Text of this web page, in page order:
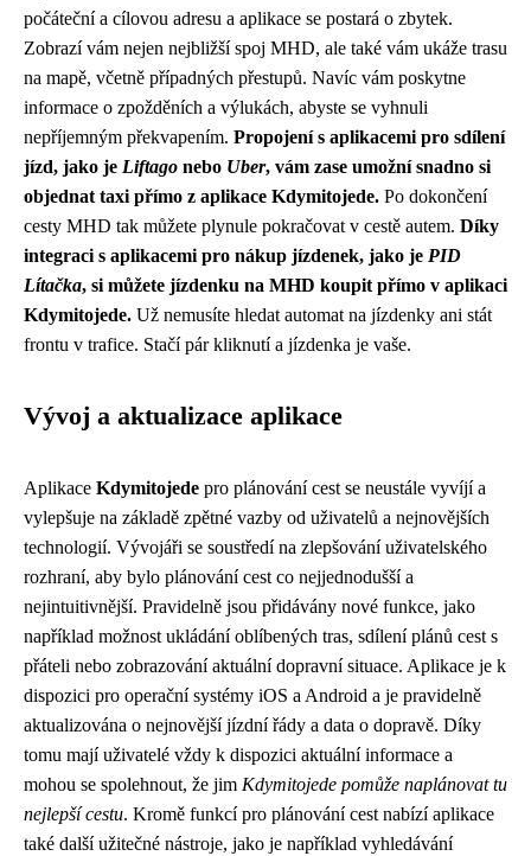
počáteční a cílovou adresu a aplikace se postará o zbytek.
Zobrazí vám nejen nejbližší spoj MHD, ale také vám ukáže trasu
na mapě, včetně případných přestupů. Navíc vám poskytne
informace o zpožděních a výlukách, abyste se vyhnuli
nepříjemným překvapením. Propojení s aplikacemi pro sdílení
jízd, jako je Liftago nebo Uber, vám zase umožní snadno si
objednat taxi přímo z aplikace Kdymitojede. Po dokončení
cesty MHD tak můžete plynule pokračovat v cestě autem. Díky
integraci s aplikacemi pro nákup jízdenek, jako je PID
Lítačka, si můžete jízdenku na MHD koupit přímo v aplikaci
Kdymitojede. Už nemusíte hledat automat na jízdenky ani stát
frontu v trafice. Stačí pár kliknutí a jízdenka je vaše.
Vývoj a aktualizace aplikace
Aplikace Kdymitojede pro plánování cest se neustále vyvíjí a
vylepšuje na základě zpětné vazby od uživatelů a nejnovějších
technologií. Vývojáři se soustředí na zlepšování uživatelského
rozhraní, aby bylo plánování cest co nejjednodušší a
nejintuitivnější. Pravidelně jsou přidávány nové funkce, jako
například možnost ukládání oblíbených tras, sdílení plánů cest s
přáteli nebo zobrazování aktuální dopravní situace. Aplikace je k
dispozici pro operační systémy iOS a Android a je pravidelně
aktualizována o nejnovější jízdní řády a data o dopravě. Díky
tomu mají uživatelé vždy k dispozici aktuální informace a
mohou se spolehnout, že jim Kdymitojede pomůže naplánovat tu
nejlepší cestu. Kromě funkcí pro plánování cest nabízí aplikace
také další užitečné nástroje, jako je například vyhledávání